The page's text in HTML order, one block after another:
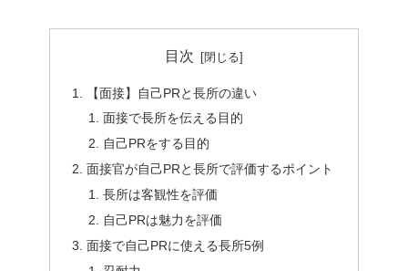
目次
【面接】自己PRと長所の違い
面接で長所を伝える目的
自己PRをする目的
面接官が自己PRと長所で評価するポイント
長所は客観性を評価
自己PRは魅力を評価
面接で自己PRに使える長所5例